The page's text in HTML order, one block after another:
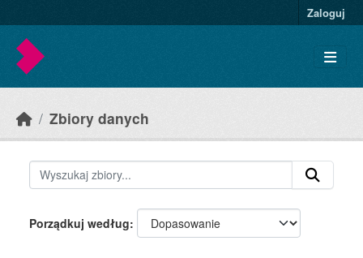
Zaloguj
Zbiory danych
Porządkuj według